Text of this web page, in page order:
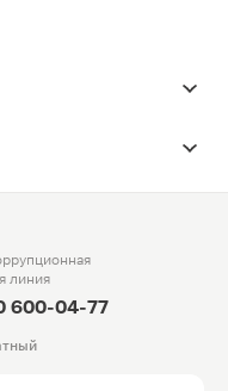
линия
600-04-77